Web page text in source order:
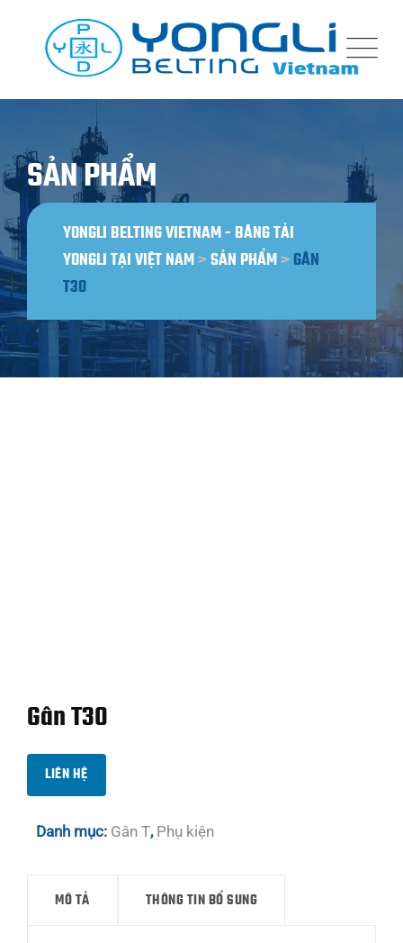
SẢN PHẨM
YONGLI BELTING VIETNAM - BĂNG TẢI
YONGLI TẠI VIỆT NAM>SẢN PHẨM>GÂN
T30
Gân T30
LIÊN HỆ
Danh mục: Gân T, Phụ kiện
MÔ TẢ THÔNG TIN BỔ SUNG